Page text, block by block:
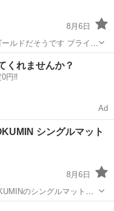
8月6日
ルドだそうです プライズ
プライズ
くれませんか？
円‼️
Ad
シングルマット
8月6日
のシングルマットレ
なったため出品します。